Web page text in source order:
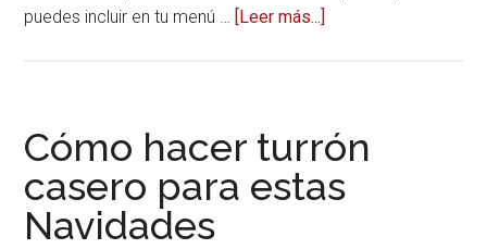
puedes incluir en tu menú … [Leer más...]
frutos
rojos
Cómo hacer turrón
casero para estas
Navidades